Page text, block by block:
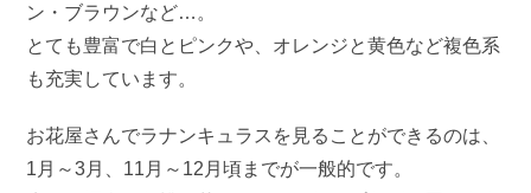
ン・ブラウンなど…。
とても豊富で白とピンクや、オレンジと黄色など複色系
も充実しています。
お花屋さんでラナンキュラスを見ることができるのは、
1月～3月、11月～12月頃までが一般的です。